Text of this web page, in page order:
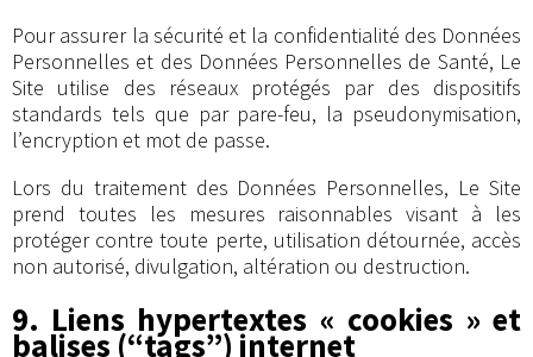
Pour assurer la sécurité et la confidentialité des Données
Personnelles et des Données Personnelles de Santé, Le
Site utilise des réseaux protégés par des dispositifs
standards tels que par pare-feu, la pseudonymisation,
l’encryption et mot de passe.
Lors du traitement des Données Personnelles, Le Site
prend toutes les mesures raisonnables visant à les
protéger contre toute perte, utilisation détournée, accès
non autorisé, divulgation, altération ou destruction.
9. Liens hypertextes « cookies » et
balises (“tags”) internet